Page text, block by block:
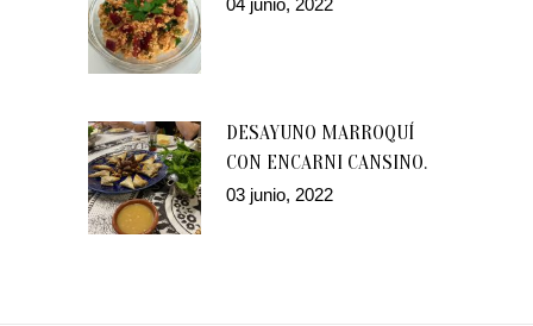
04 junio, 2022
DESAYUNO MARROQUÍ
CON ENCARNI CANSINO.
03 junio, 2022